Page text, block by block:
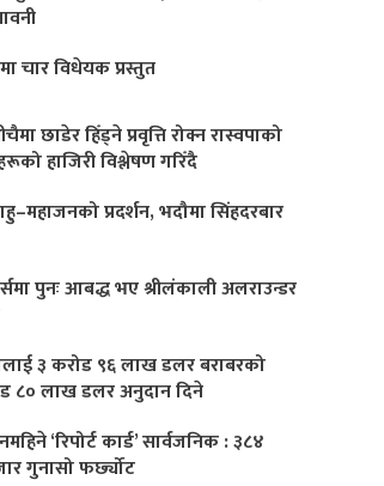
चार विधेयक प्रस्तुत
छाडेर हिँड्ने प्रवृत्ति रोक्न रास्वपाको
हाजिरी विश्लेषण गरिँदै
प्रदर्शन, भदौमा सिंहदरबार
पुनः आबद्ध भए श्रीलंकाली अलराउन्डर
३ करोड ९६ लाख डलर बराबरको
८० लाख डलर अनुदान दिने
‘रिपोर्ट कार्ड’ सार्वजनिक : ३८४
गुनासो फर्छ्योट